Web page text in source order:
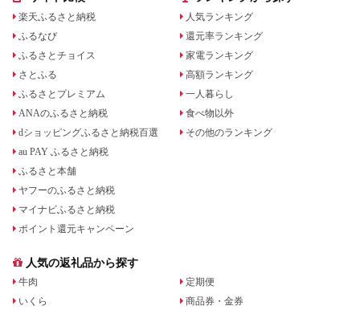
楽天ふるさと納税
ふるなび
ふるさとチョイス
さとふる
ふるさとプレミアム
ANAのふるさと納税
dショッピングふるさと納税百選
au PAY ふるさと納税
ふるさと本舗
ヤフーのふるさと納税
マイナビふるさと納税
ポイント還元キャンペーン
人気ランキング
還元率ランキング
家電ランキング
高額ランキング
一人暮らし
食べ物以外
その他のランキング
人気の返礼品から探す
牛肉
いくら
定期便
商品券・金券